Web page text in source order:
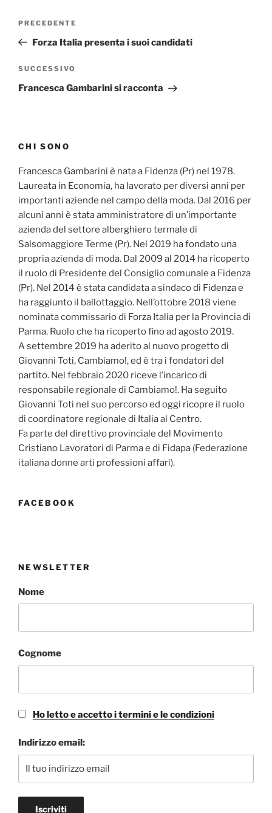
Articolo
precedente:
PRECEDENTE
Forza Italia presenta i suoi candidati
Articolo
successivo
SUCCESSIVO
Francesca Gambarini si racconta
CHI SONO
Francesca Gambarini è nata a Fidenza (Pr) nel 1978.
Laureata in Economia, ha lavorato per diversi anni per
importanti aziende nel campo della moda. Dal 2016 per
alcuni anni è stata amministratore di un’importante
azienda del settore alberghiero termale di
Salsomaggiore Terme (Pr). Nel 2019 ha fondato una
propria azienda di moda. Dal 2009 al 2014 ha ricoperto
il ruolo di Presidente del Consiglio comunale a Fidenza
(Pr). Nel 2014 è stata candidata a sindaco di Fidenza e
ha raggiunto il ballottaggio. Nell’ottobre 2018 viene
nominata commissario di Forza Italia per la Provincia di
Parma. Ruolo che ha ricoperto fino ad agosto 2019.
A settembre 2019 ha aderito al nuovo progetto di
Giovanni Toti, Cambiamo!, ed è tra i fondatori del
partito. Nel febbraio 2020 riceve l’incarico di
responsabile regionale di Cambiamo!. Ha seguito
Giovanni Toti nel suo percorso ed oggi ricopre il ruolo
di coordinatore regionale di Italia al Centro.
Fa parte del direttivo provinciale del Movimento
Cristiano Lavoratori di Parma e di Fidapa (Federazione
italiana donne arti professioni affari).
FACEBOOK
NEWSLETTER
Nome
Cognome
Ho letto e accetto i termini e le condizioni
Indirizzo email: